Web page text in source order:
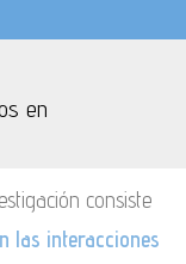
en
consiste
las interacciones